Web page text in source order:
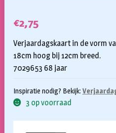
€2,75
Verjaardagskaart in de vorm
18cm hoog bij 12cm breed.
7029653 68 jaar
Inspiratie nodig? Bekijk:
3 op voorraad